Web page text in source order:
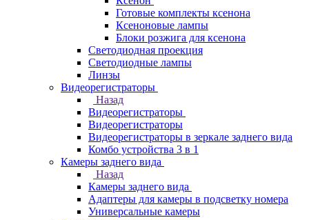
Готовые комплекты ксенона
Ксеноновые лампы
Блоки розжига для ксенона
Светодиодная проекция
Светодиодные лампы
Линзы
Видеорегистраторы
Назад
Видеорегистраторы
Видеорегистраторы
Видеорегистраторы в зеркале заднего вида
Комбо устройства 3 в 1
Камеры заднего вида
Назад
Камеры заднего вида
Адаптеры для камеры в подсветку номера
Универсальные камеры